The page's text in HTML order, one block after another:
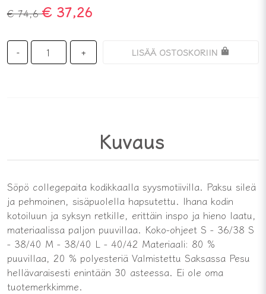
€ 74,6€ 37,26
- + LISÄÄ OSTOSKORIIN
Kuvaus
Söpö collegepaita kodikkaalla syysmotiivilla. Paksu sileä
ja pehmoinen, sisäpuolella hapsutettu. Ihana kodin
kotoiluun ja syksyn retkille, erittäin inspo ja hieno laatu,
materiaalissa paljon puuvillaa. Koko-ohjeet S - 36/38 S
- 38/40 M - 38/40 L - 40/42 Materiaali: 80 %
puuvillaa, 20 % polyesteriä Valmistettu Saksassa Pesu
hellävaraisesti enintään 30 asteessa. Ei ole oma
tuotemerkkimme.